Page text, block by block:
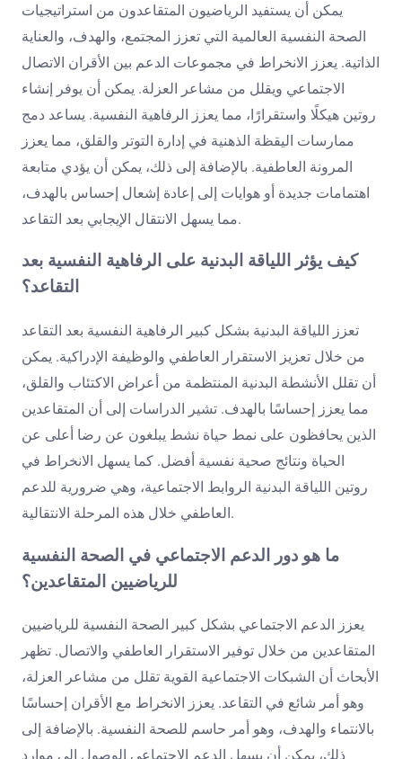
يمكن أن يستفيد الرياضيون المتقاعدون من استراتيجيات
الصحة النفسية العالمية التي تعزز المجتمع، والهدف، والعناية
الذاتية. يعزز الانخراط في مجموعات الدعم بين الأقران الاتصال
الاجتماعي ويقلل من مشاعر العزلة. يمكن أن يوفر إنشاء
روتين هيكلًا واستقرارًا، مما يعزز الرفاهية النفسية. يساعد دمج
ممارسات اليقظة الذهنية في إدارة التوتر والقلق، مما يعزز
المرونة العاطفية. بالإضافة إلى ذلك، يمكن أن يؤدي متابعة
اهتمامات جديدة أو هوايات إلى إعادة إشعال إحساس بالهدف،
مما يسهل الانتقال الإيجابي بعد التقاعد.
كيف يؤثر اللياقة البدنية على الرفاهية النفسية بعد
التقاعد؟
تعزز اللياقة البدنية بشكل كبير الرفاهية النفسية بعد التقاعد
من خلال تعزيز الاستقرار العاطفي والوظيفة الإدراكية. يمكن
أن تقلل الأنشطة البدنية المنتظمة من أعراض الاكتئاب والقلق،
مما يعزز إحساسًا بالهدف. تشير الدراسات إلى أن المتقاعدين
الذين يحافظون على نمط حياة نشط يبلغون عن رضا أعلى عن
الحياة ونتائج صحية نفسية أفضل. كما يسهل الانخراط في
روتين اللياقة البدنية الروابط الاجتماعية، وهي ضرورية للدعم
العاطفي خلال هذه المرحلة الانتقالية.
ما هو دور الدعم الاجتماعي في الصحة النفسية
للرياضيين المتقاعدين؟
يعزز الدعم الاجتماعي بشكل كبير الصحة النفسية للرياضيين
المتقاعدين من خلال توفير الاستقرار العاطفي والاتصال. تظهر
الأبحاث أن الشبكات الاجتماعية القوية تقلل من مشاعر العزلة،
وهو أمر شائع في التقاعد. يعزز الانخراط مع الأقران إحساسًا
بالانتماء والهدف، وهو أمر حاسم للصحة النفسية. بالإضافة إلى
ذلك، يمكن أن يسهل الدعم الاجتماعي الوصول إلى موارد